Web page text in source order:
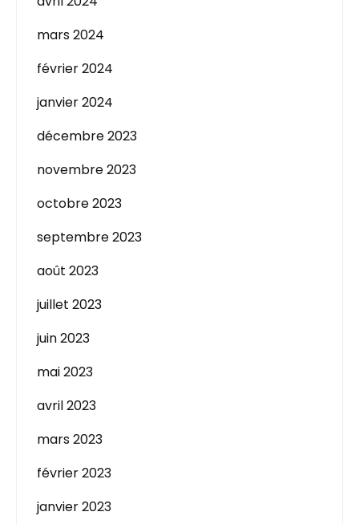
mars 2024
février 2024
janvier 2024
décembre 2023
novembre 2023
octobre 2023
septembre 2023
août 2023
juillet 2023
juin 2023
mai 2023
avril 2023
mars 2023
février 2023
janvier 2023